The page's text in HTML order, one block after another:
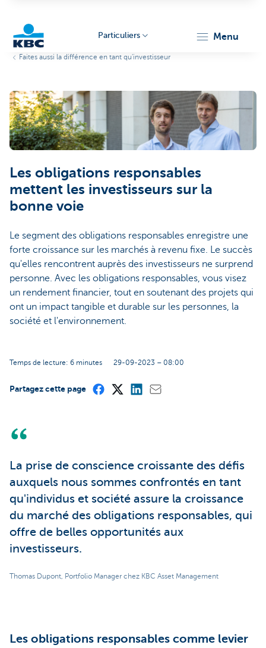
Particuliers menu
Faites aussi la différence en tant qu'investisseur
Les obligations responsables
mettent les investisseurs sur la
bonne voie
Le segment des obligations responsables enregistre une
forte croissance sur les marchés à revenu fixe. Le succès
qu'elles rencontrent auprès des investisseurs ne surprend
personne. Avec les obligations responsables, vous visez
un rendement financier, tout en soutenant des projets qui
ont un impact tangible et durable sur les personnes, la
société et l'environnement.
Temps de lecture: 6 minutes 29-09-2023 – 08:00
Partagez cette page
La prise de conscience croissante des défis
auxquels nous sommes confrontés en tant
qu'individus et société assure la croissance
du marché des obligations responsables, qui
offre de belles opportunités aux
investisseurs.
Thomas Dupont, Portfolio Manager chez KBC Asset Management
Les obligations responsables comme levier